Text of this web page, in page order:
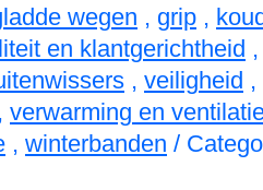
wegen , grip ,
en klantgerichtheid
, veiligheid ,
, verwarming en
, winterbanden /